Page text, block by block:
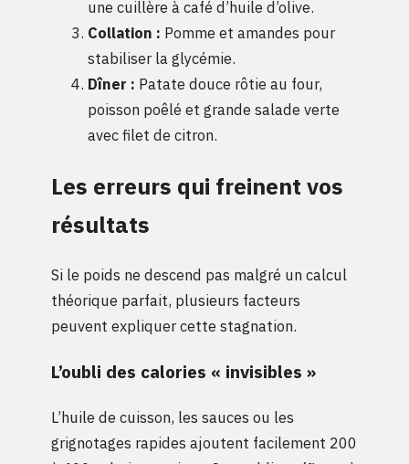
une cuillère à café d’huile d’olive.
Collation : Pomme et amandes pour
stabiliser la glycémie.
Dîner : Patate douce rôtie au four,
poisson poêlé et grande salade verte
avec filet de citron.
Les erreurs qui freinent vos
résultats
Si le poids ne descend pas malgré un calcul
théorique parfait, plusieurs facteurs
peuvent expliquer cette stagnation.
L’oubli des calories « invisibles »
L’huile de cuisson, les sauces ou les
grignotages rapides ajoutent facilement 200